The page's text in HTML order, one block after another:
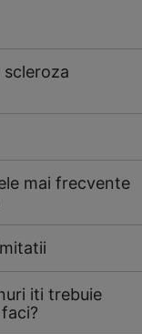
mai frecvente
iti trebuie